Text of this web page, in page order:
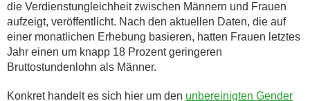
die Verdienstungleichheit zwischen Männern und Frauen
aufzeigt, veröffentlicht. Nach den aktuellen Daten, die auf
einer monatlichen Erhebung basieren, hatten Frauen letztes
Jahr einen um knapp 18 Prozent geringeren
Bruttostundenlohn als Männer.
Konkret handelt es sich hier um den unbereinigten Gender